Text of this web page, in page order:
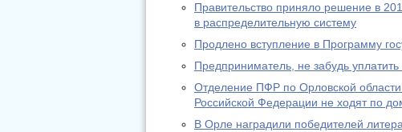
Правительство приняло решение в
в распределительную систему
Продлено вступление в Программу
Предприниматель, не забудь
Отделение ПФР по Орловской
Российской Федерации не ходят по
В Орле наградили победителей